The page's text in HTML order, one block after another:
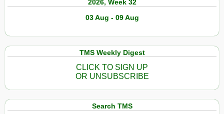
2026, Week 32
03 Aug - 09 Aug
TMS Weekly Digest
CLICK TO SIGN UP
OR UNSUBSCRIBE
Search TMS